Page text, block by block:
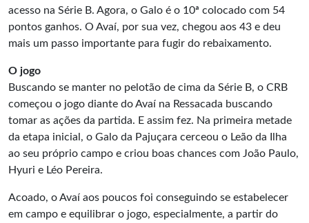
acesso na Série B. Agora, o Galo é o 10ª colocado com 54
pontos ganhos. O Avaí, por sua vez, chegou aos 43 e deu
mais um passo importante para fugir do rebaixamento.
O jogo
Buscando se manter no pelotão de cima da Série B, o CRB
começou o jogo diante do Avaí na Ressacada buscando
tomar as ações da partida. E assim fez. Na primeira metade
da etapa inicial, o Galo da Pajuçara cerceou o Leão da Ilha
ao seu próprio campo e criou boas chances com João Paulo,
Hyuri e Léo Pereira.
Acoado, o Avaí aos poucos foi conseguindo se estabelecer
em campo e equilibrar o jogo, especialmente, a partir do